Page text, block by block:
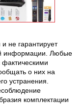
не гарантирует
информации. Любые
о них на
устранения.
комплектации